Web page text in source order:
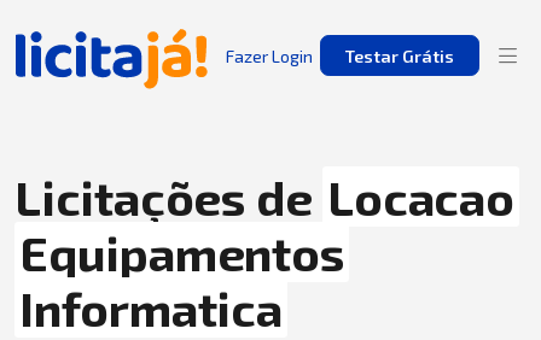
Fazer Login Testar Grátis
Licitações de Locacao
Equipamentos
Informatica